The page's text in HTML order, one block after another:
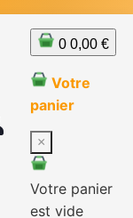
0 0,00 €
Votre
panier
×
Votre panier
est vide